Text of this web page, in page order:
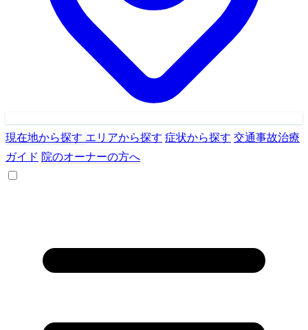
現在地から探す エリアから探す 症状から探す 交通事故治療
ガイド 院のオーナーの方へ